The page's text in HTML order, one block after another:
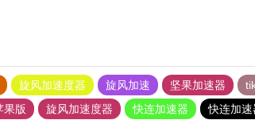
旋风加速度器 旋风加速 坚果加速器
果版
旋风加速度器 快连加速器 快连加速